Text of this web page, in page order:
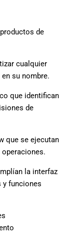
de
cualquier
su nombre.
que identifican
de
que se ejecutan
la interfaz
y funciones